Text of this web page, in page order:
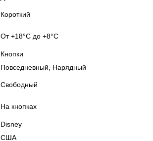
Короткий
От +18°C до +8°C
Кнопки
Повседневный, Нарядный
Свободный
На кнопках
Disney
США